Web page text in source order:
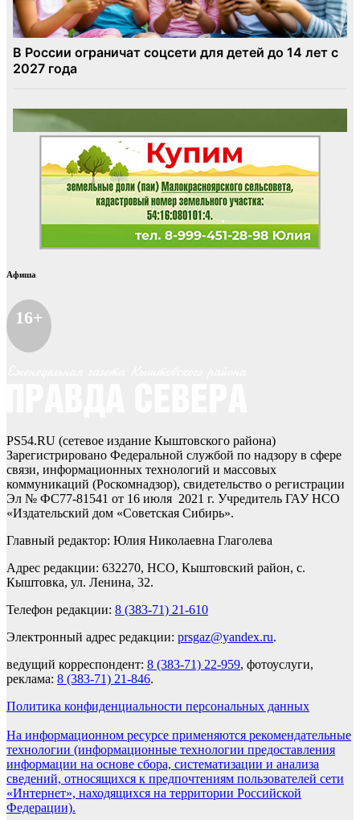
Афиша
16+
PS54.RU (сетевое издание Кыштовского района)
Зарегистрировано Федеральной службой по надзору в сфере
связи, информационных технологий и массовых
коммуникаций (Роскомнадзор), свидетельство о регистрации
Эл № ФС77-81541 от 16 июля 2021 г. Учредитель ГАУ НСО
«Издательский дом «Советская Сибирь».
Главный редактор: Юлия Николаевна Глаголева
Адрес редакции: 632270, НСО, Кыштовский район, с.
Кыштовка, ул. Ленина, 32.
Телефон редакции: 8 (383-71) 21-610
Электронный адрес редакции: prsgaz@yandex.ru.
ведущий корреспондент: 8 (383-71) 22-959, фотоуслуги,
реклама: 8 (383-71) 21-846.
Политика конфиденциальности персональных данных
На информационном ресурсе применяются рекомендательные
технологии (информационные технологии предоставления
информации на основе сбора, систематизации и анализа
сведений, относящихся к предпочтениям пользователей сети
«Интернет», находящихся на территории Российской
Федерации).